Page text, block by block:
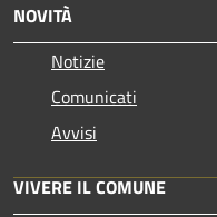
NOVITÀ
Notizie
Comunicati
Avvisi
VIVERE IL COMUNE